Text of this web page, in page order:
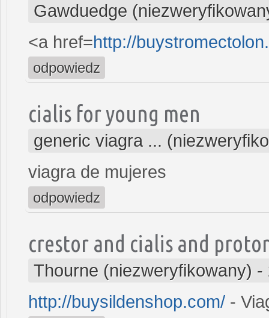
Gawduedge
<a href=http://
odpowiedz
cialis for young men
generic viagra ...
viagra de mujeres
odpowiedz
crestor and cialis and
Thourne (niezweryfikowany) -
http://buysildenshop.com/ -